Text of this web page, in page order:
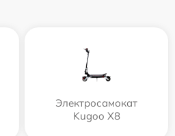
Электросамокат
Kugoo X8